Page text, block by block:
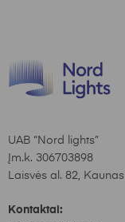
UAB “Nord lights”
Įm.k. 306703898
Laisvės al. 82, Kaunas
Kontaktai: